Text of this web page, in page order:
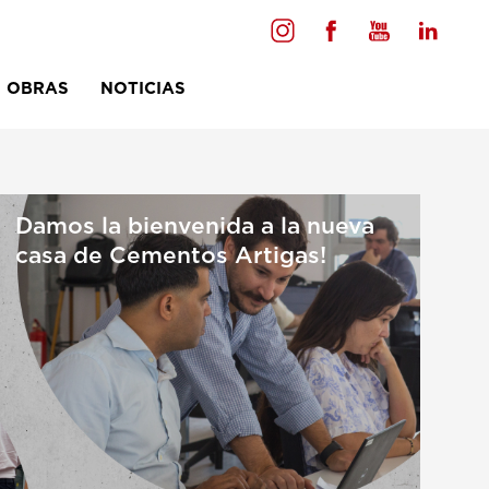
OBRAS NOTICIAS
Damos la bienvenida a la nueva
casa de Cementos Artigas!